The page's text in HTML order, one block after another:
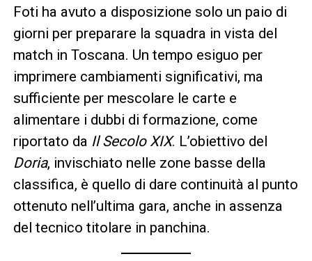
Foti ha avuto a disposizione solo un paio di
giorni per preparare la squadra in vista del
match in Toscana. Un tempo esiguo per
imprimere cambiamenti significativi, ma
sufficiente per mescolare le carte e
alimentare i dubbi di formazione, come
riportato da Il Secolo XIX. L’obiettivo del
Doria, invischiato nelle zone basse della
classifica, è quello di dare continuità al punto
ottenuto nell’ultima gara, anche in assenza
del tecnico titolare in panchina.